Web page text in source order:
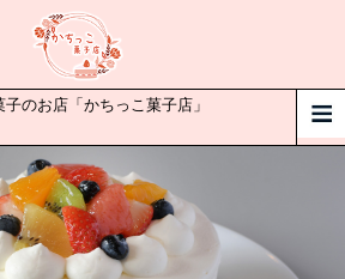
のお店「かちっこ菓子店」